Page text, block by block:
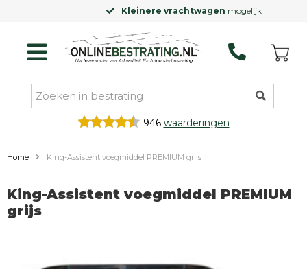
Kleinere vrachtwagenmogelijk
946 waarderingen
Home King-Assistent voegmiddel PREMIUM grijs
King-Assistent voegmiddel PREMIUM
grijs